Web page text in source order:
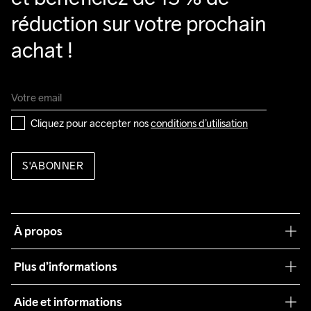
réduction sur votre prochain
achat !
Cliquez pour accepter nos conditions d’utilisation
S'ABONNER
À propos
Plus d’informations
Aide et informations